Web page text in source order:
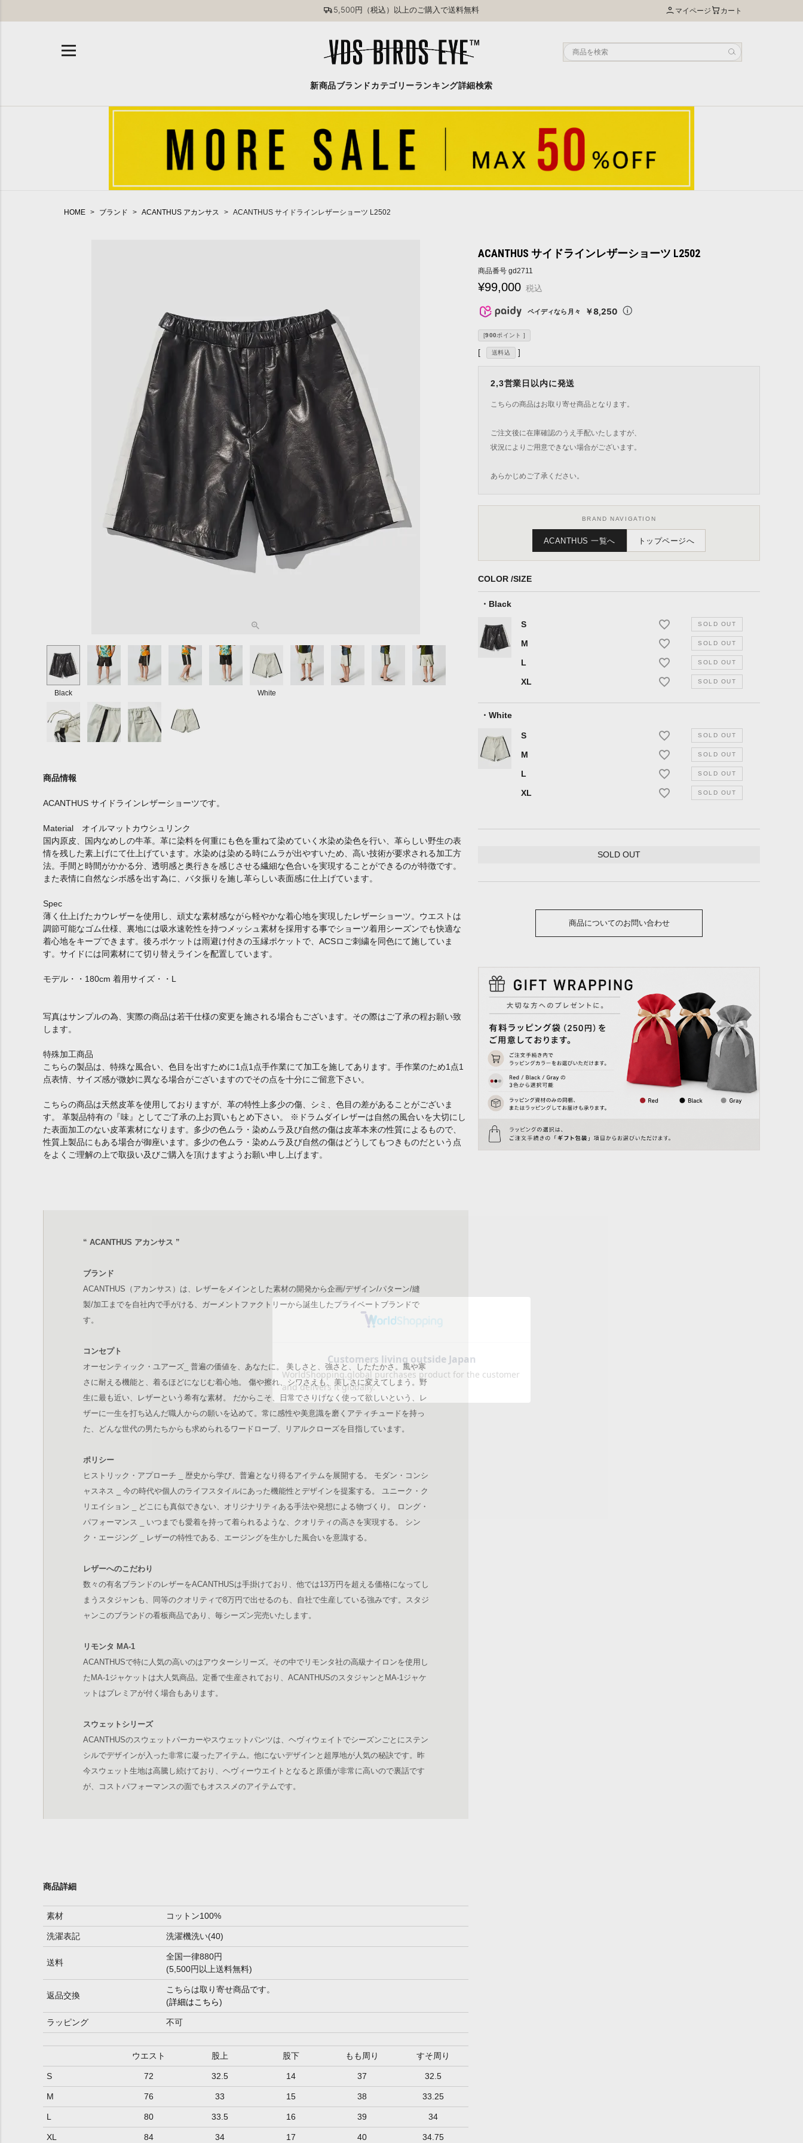
5,500円（税込）以上のご購入で送料無料 マイページ カート
新商品ブランドカテゴリーランキング詳細検索
HOME ブランド ACANTHUS アカンサス ACANTHUS サイドラインレザーショーツ L2502
Black White
商品情報
ACANTHUS サイドラインレザーショーツです。
Material オイルマットカウシュリンク
国内原皮、国内なめしの牛革。革に染料を何重にも色を重ねて染めていく水染め染色を行い、革らしい野生の表
情を残した素上げにて仕上げています。水染めは染める時にムラが出やすいため、高い技術が要求される加工方
法。手間と時間がかかる分、透明感と奥行きを感じさせる繊細な色合いを実現することができるのが特徴です。
また表情に自然なシボ感を出す為に、バタ振りを施し革らしい表面感に仕上げています。
Spec
薄く仕上げたカウレザーを使用し、頑丈な素材感ながら軽やかな着心地を実現したレザーショーツ。ウエストは
調節可能なゴム仕様、裏地には吸水速乾性を持つメッシュ素材を採用する事でショーツ着用シーズンでも快適な
着心地をキープできます。後ろポケットは雨避け付きの玉縁ポケットで、ACSロご刺繍を同色にて施していま
す。サイドには同素材にて切り替えラインを配置しています。
モデル・・180cm 着用サイズ・・L
写真はサンプルの為、実際の商品は若干仕様の変更を施される場合もございます。その際はご了承の程お願い致
します。
特殊加工商品
こちらの製品は、特殊な風合い、色目を出すために1点1点手作業にて加工を施してあります。手作業のため1点1
点表情、サイズ感が微妙に異なる場合がございますのでその点を十分にご留意下さい。
こちらの商品は天然皮革を使用しておりますが、革の特性上多少の傷、シミ、色目の差があることがございま
す。 革製品特有の『味』としてご了承の上お買いもとめ下さい。 ※ドラムダイレザーは自然の風合いを大切にし
た表面加工のない皮革素材になります。多少の色ムラ・染めムラ及び自然の傷は皮革本来の性質によるもので、
性質上製品にもある場合が御座います。多少の色ムラ・染めムラ及び自然の傷はどうしてもつきものだという点
をよくご理解の上で取扱い及びご購入を頂けますようお願い申し上げます。
“ ACANTHUS アカンサス ”
ブランド
ACANTHUS（アカンサス）は、レザーをメインとした素材の開発から企画/デザイン/パターン/縫
製/加工までを自社内で手がける、ガーメントファクトリーから誕生したプライベートブランドで
す。
コンセプト
オーセンティック・ユアーズ_ 普遍の価値を、あなたに。 美しさと、強さと、したたかさ。風や寒
さに耐える機能と、着るほどになじむ着心地。 傷や擦れ、シワさえも、美しさに変えてしまう。野
生に最も近い、レザーという希有な素材。 だからこそ、日常でさりげなく使って欲しいという、レ
ザーに一生を打ち込んだ職人からの願いを込めて。常に感性や美意識を磨くアティチュードを持っ
た、どんな世代の男たちからも求められるワードローブ、リアルクローズを目指しています。
ポリシー
ヒストリック・アプローチ _ 歴史から学び、普遍となり得るアイテムを展開する。 モダン・コンシ
ャスネス _ 今の時代や個人のライフスタイルにあった機能性とデザインを提案する。 ユニーク・ク
リエイション _ どこにも真似できない、オリジナリティある手法や発想による物づくり。 ロング・
パフォーマンス _ いつまでも愛着を持って着られるような、クオリティの高さを実現する。 シン
ク・エージング _ レザーの特性である、エージングを生かした風合いを意識する。
レザーへのこだわり
数々の有名ブランドのレザーをACANTHUSは手掛けており、他では13万円を超える価格になってし
まうスタジャンも、同等のクオリティで8万円で出せるのも、自社で生産している強みです。スタジ
ャンこのブランドの看板商品であり、毎シーズン完売いたします。
リモンタ MA-1
ACANTHUSで特に人気の高いのはアウターシリーズ。その中でリモンタ社の高級ナイロンを使用し
たMA-1ジャケットは大人気商品。定番で生産されており、ACANTHUSのスタジャンとMA-1ジャケ
ットはプレミアが付く場合もあります。
スウェットシリーズ
ACANTHUSのスウェットパーカーやスウェットパンツは、ヘヴィウェイトでシーズンごとにステン
シルでデザインが入った非常に凝ったアイテム。他にないデザインと超厚地が人気の秘訣です。昨
今スウェット生地は高騰し続けており、ヘヴィーウエイトとなると原価が非常に高いので裏話です
が、コストパフォーマンスの面でもオススメのアイテムです。
商品詳細
素材 コットン100%
洗濯表記 洗濯機洗い(40)
送料
全国一律880円
(5,500円以上送料無料)
返品交換
こちらは取り寄せ商品です。
(詳細はこちら)
ラッピング 不可
ウエスト 股上 股下 もも周り すそ周り
S 72 32.5 14 37 32.5
M 76 33 15 38 33.25
L 80 33.5 16 39 34
XL 84 34 17 40 34.75
ACANTHUS サイドラインレザーショーツ L2502
商品番号 gd2711
¥99,000 税込
ペイディなら月々 ￥8,250
[900ポイント ]
送料込
2,3営業日以内に発送
こちらの商品はお取り寄せ商品となります。
ご注文後に在庫確認のうえ手配いたしますが、
状況によりご用意できない場合がございます。
あらかじめご了承ください。
BRAND NAVIGATION
ACANTHUS 一覧へ トップページへ
COLOR SIZE
Black
S
M
L
XL
White
S
M
L
XL
SOLD OUT
商品についてのお問い合わせ